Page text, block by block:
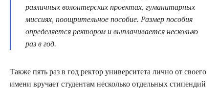
различных волонтерских проектах, гуманитарных
миссиях, поощрительное пособие. Размер пособия
определяется ректором и выплачивается несколько
раз в год.
Также пять раз в год ректор университета лично от своего
имени вручает студентам несколько отдельных стипендий